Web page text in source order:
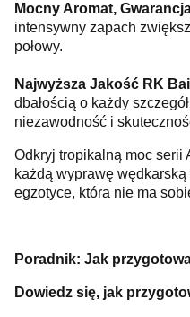
Mocny Aromat,
intensywny zapach
połowy.
Najwyższa Jakość RK
dbałością o każdy
niezawodność i
Odkryj tropikalną moc serii
każdą wyprawę
egzotyce, która nie ma
Poradnik: Jak
Dowiedz się, jak